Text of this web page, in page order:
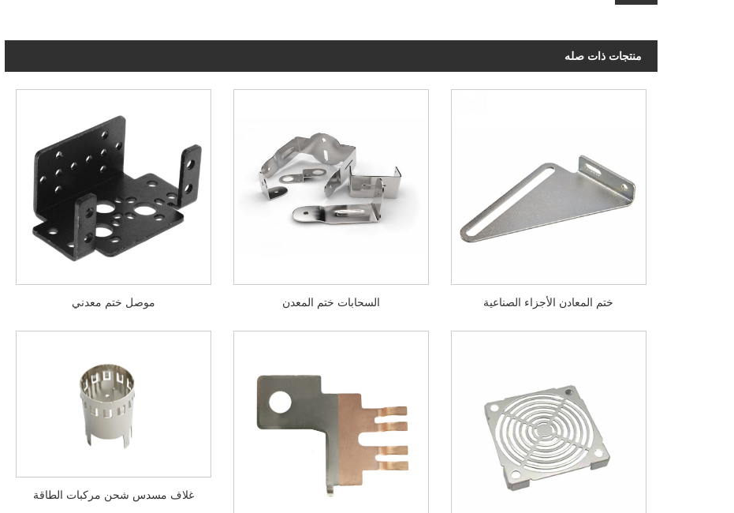
منتجات ذات صله
موصل ختم معدني السحابات ختم المعدن ختم المعادن الأجزاء الصناعية
غلاف مسدس شحن مركبات الطاقة